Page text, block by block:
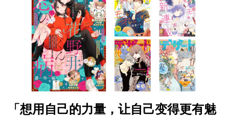
「想用自己的力量，让自己变得更有魅